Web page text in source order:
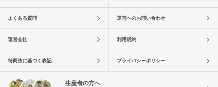
よくある質問 運営へのお問い合わせ
運営会社 利用規約
特商法に基づく表記 プライバシーポリシー
生産者の方へ